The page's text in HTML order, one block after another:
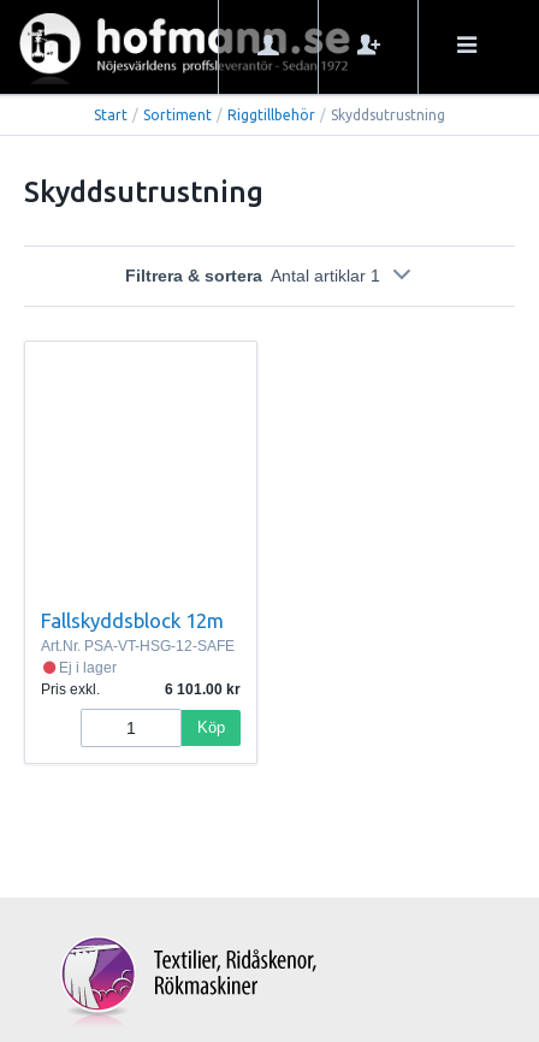
Start / Sortiment / Riggtillbehör / Skyddsutrustning
Skyddsutrustning
Filtrera & sortera Antal artiklar 1
Fallskyddsblock 12m
Art.Nr. PSA-VT-HSG-12-SAFE
Ej i lager
Pris exkl.
6 101.00
Köp